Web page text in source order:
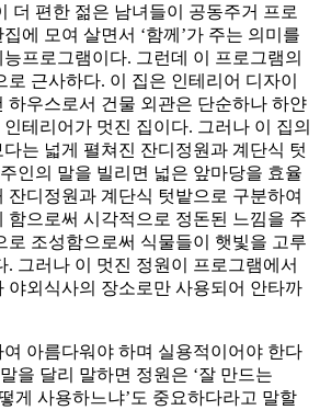
더 편한 젊은 남녀들이 공동주거 프로
에 모여 살면서 ‘함께’가 주는 의미를
프로그램이다. 그런데 이 프로그램의
근사하다. 이 집은 인테리어 디자이
하우스로서 건물 외관은 단순하나 하얀
테리어가 멋진 집이다. 그러나 이 집의
는 넓게 펼쳐진 잔디정원과 계단식 텃
인의 말을 빌리면 넓은 앞마당을 효율
잔디정원과 계단식 텃밭으로 구분하여
함으로써 시각적으로 정돈된 느낌을 주
로 조성함으로써 식물들이 햇빛을 고루
. 그러나 이 멋진 정원이 프로그램에서
야외식사의 장소로만 사용되어 안타까
아름다워야 하며 실용적이어야 한다
을 달리 말하면 정원은 ‘잘 만드는
게 사용하느냐’도 중요하다라고 말할